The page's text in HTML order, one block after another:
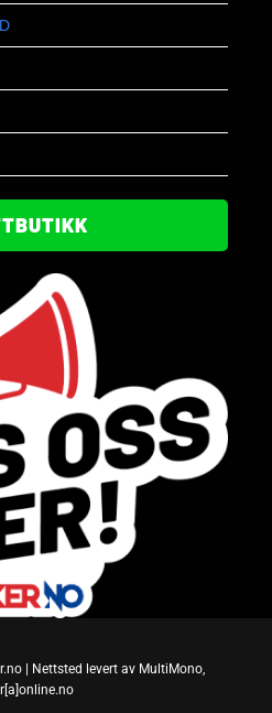
| Nettsted levert av MultiMono,